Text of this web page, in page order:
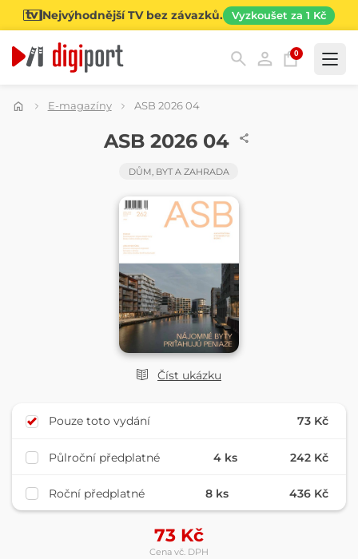
Nejvýhodnější TV bez závazků. Vyzkoušet za 1 Kč
0
Kategorie
E-magazíny ASB 2026 04
Číst ukázku
ASB 2026 04
DŮM, BYT A ZAHRADA
Pouze toto vydání 73 Kč
Půlroční předplatné 4 ks 242 Kč
Roční předplatné 8 ks 436 Kč
73 Kč
Cena vč. DPH